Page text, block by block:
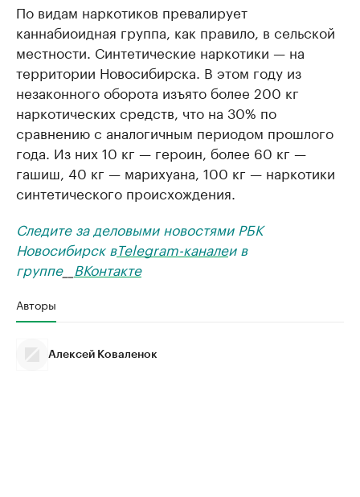
По видам наркотиков превалирует
каннабиоидная группа, как правило, в сельской
местности. Синтетические наркотики — на
территории Новосибирска. В этом году из
незаконного оборота изъято более 200 кг
наркотических средств, что на 30% по
сравнению с аналогичным периодом прошлого
года. Из них 10 кг — героин, более 60 кг —
гашиш, 40 кг — марихуана, 100 кг — наркотики
синтетического происхождения.
Следите за деловыми новостями РБК
Новосибирск вTelegram-каналеи в
группе__ ВКонтакте
Авторы
Алексей Коваленок